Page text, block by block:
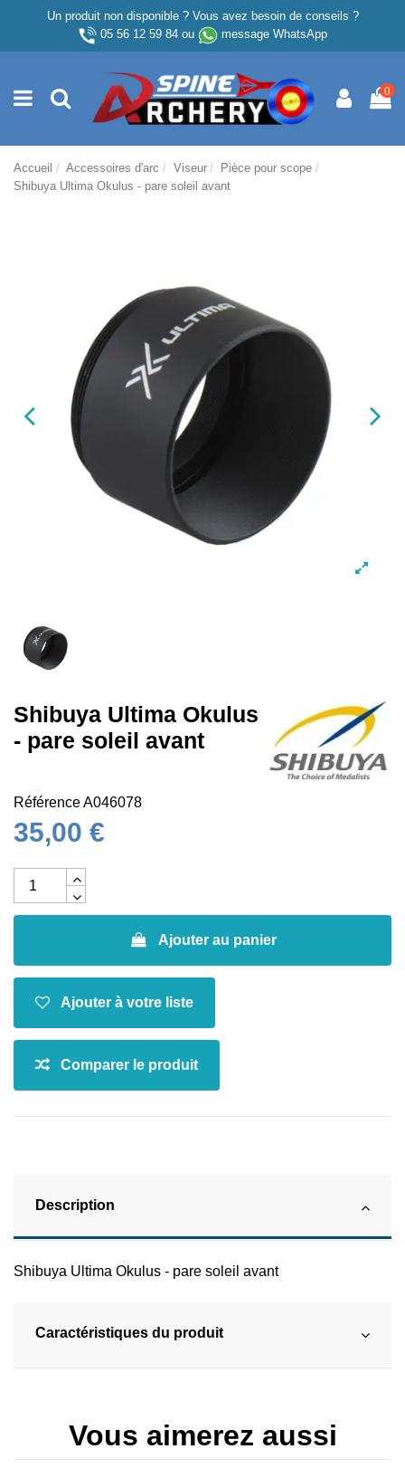
Un produit non disponible ? Vous avez besoin de conseils ?
05 56 12 59 84ou message WhatsApp
0
Accueil Accessoires d'arc Viseur
Pièce pour scope
Shibuya Ultima Okulus - pare soleil avant
Shibuya Ultima Okulus
- pare soleil avant
RéférenceA046078
35,00 €
Ajouter au panier
Description
Shibuya Ultima Okulus - pare soleil avant
Caractéristiques du produit
Vous aimerez aussi